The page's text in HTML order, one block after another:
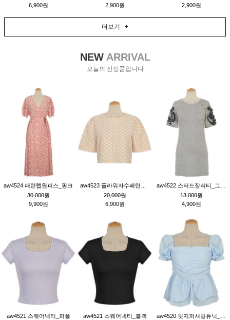
6,900원
2,900원
2,900원
더보기 +
NEWARRIVAL
오늘의 신상품입니다
aw4524 패턴랩원피스_핑크
30,000원
9,900원
20,000원
6,900원
13,000원
4,900원
aw4521 스퀘어넥티_퍼플
aw4521 스퀘어넥티_블랙